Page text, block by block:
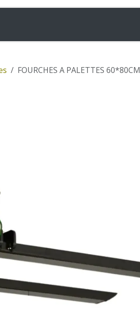
FOURCHES A PALETTES 60*80CM